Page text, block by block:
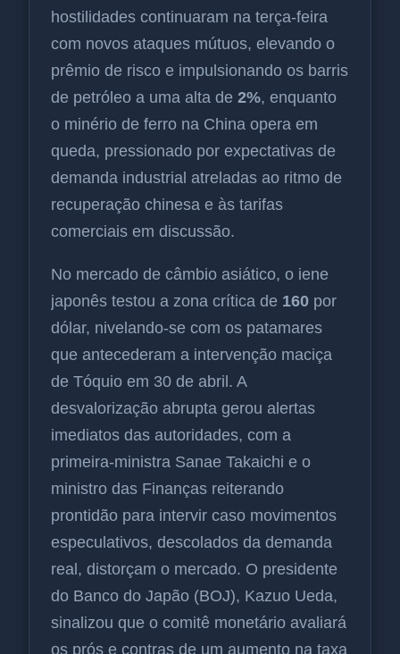
hostilidades continuaram na terça-feira
com novos ataques mútuos, elevando o
prêmio de risco e impulsionando os barris
de petróleo a uma alta de 2%, enquanto
o minério de ferro na China opera em
queda, pressionado por expectativas de
demanda industrial atreladas ao ritmo de
recuperação chinesa e às tarifas
comerciais em discussão.
No mercado de câmbio asiático, o iene
japonês testou a zona crítica de 160 por
dólar, nivelando-se com os patamares
que antecederam a intervenção maciça
de Tóquio em 30 de abril. A
desvalorização abrupta gerou alertas
imediatos das autoridades, com a
primeira-ministra Sanae Takaichi e o
ministro das Finanças reiterando
prontidão para intervir caso movimentos
especulativos, descolados da demanda
real, distorçam o mercado. O presidente
do Banco do Japão (BOJ), Kazuo Ueda,
sinalizou que o comitê monetário avaliará
os prós e contras de um aumento na taxa